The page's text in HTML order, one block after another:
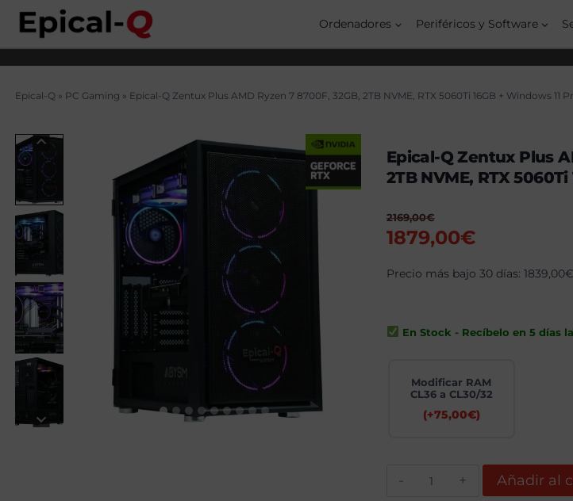
contenido
Ordenadores Periféricos y Software
Epical-Q » PC Gaming » Epical-Q Zentux Plus AMD Ryzen 7 8700F, 32GB, 2TB NVME, RTX 5060Ti 16GB + Windows 11
Epical-Q Zentux Plus
2TB NVME, RTX
2169,00€
El
original
1879,00€El
actual
Precio más bajo 30 días: 1839,00€
En Stock - Recíbelo en 5 días
Modificar RAM
CL36 a CL30/32
(+75,00€)
Añadir al